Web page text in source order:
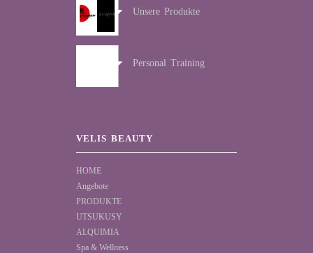
Unsere Produkte
Personal Training
VELIS BEAUTY
HOME
Angebote
PRODUKTE
UTSUKUSY
ALQUIMIA
Spa & Wellness